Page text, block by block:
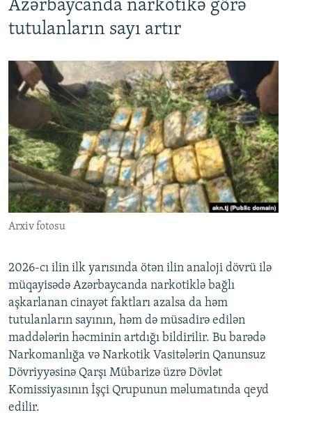
Azərbaycanda narkotikə görə
tutulanların sayı artır
Arxiv fotosu
2026-cı ilin ilk yarısında ötən ilin analoji dövrü ilə
müqayisədə Azərbaycanda narkotiklə bağlı
aşkarlanan cinayət faktları azalsa da həm
tutulanların sayının, həm də müsadirə edilən
maddələrin həcminin artdığı bildirilir. Bu barədə
Narkomanlığa və Narkotik Vasitələrin Qanunsuz
Dövriyyəsinə Qarşı Mübarizə üzrə Dövlət
Komissiyasının İşçi Qrupunun məlumatında qeyd
edilir.